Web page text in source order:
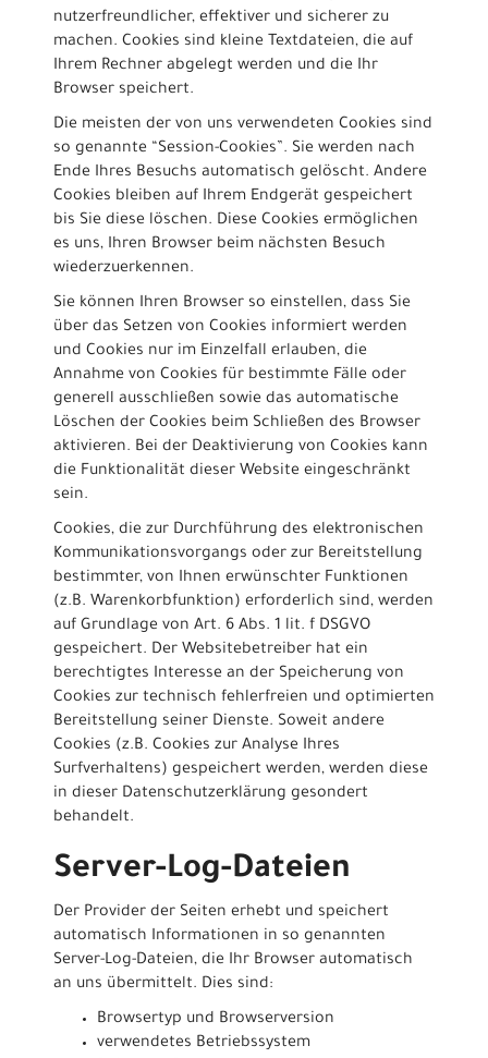
nutzerfreundlicher, effektiver und sicherer zu
machen. Cookies sind kleine Textdateien, die auf
Ihrem Rechner abgelegt werden und die Ihr
Browser speichert.
Die meisten der von uns verwendeten Cookies sind
so genannte “Session-Cookies”. Sie werden nach
Ende Ihres Besuchs automatisch gelöscht. Andere
Cookies bleiben auf Ihrem Endgerät gespeichert
bis Sie diese löschen. Diese Cookies ermöglichen
es uns, Ihren Browser beim nächsten Besuch
wiederzuerkennen.
Sie können Ihren Browser so einstellen, dass Sie
über das Setzen von Cookies informiert werden
und Cookies nur im Einzelfall erlauben, die
Annahme von Cookies für bestimmte Fälle oder
generell ausschließen sowie das automatische
Löschen der Cookies beim Schließen des Browser
aktivieren. Bei der Deaktivierung von Cookies kann
die Funktionalität dieser Website eingeschränkt
sein.
Cookies, die zur Durchführung des elektronischen
Kommunikationsvorgangs oder zur Bereitstellung
bestimmter, von Ihnen erwünschter Funktionen
(z.B. Warenkorbfunktion) erforderlich sind, werden
auf Grundlage von Art. 6 Abs. 1 lit. f DSGVO
gespeichert. Der Websitebetreiber hat ein
berechtigtes Interesse an der Speicherung von
Cookies zur technisch fehlerfreien und optimierten
Bereitstellung seiner Dienste. Soweit andere
Cookies (z.B. Cookies zur Analyse Ihres
Surfverhaltens) gespeichert werden, werden diese
in dieser Datenschutzerklärung gesondert
behandelt.
Server-Log-Dateien
Der Provider der Seiten erhebt und speichert
automatisch Informationen in so genannten
Server-Log-Dateien, die Ihr Browser automatisch
an uns übermittelt. Dies sind:
Browsertyp und Browserversion
verwendetes Betriebssystem